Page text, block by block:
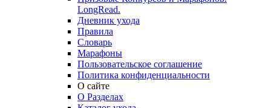
LongRead.
Дневник ухода
Правила
Словарь
Марафоны
Пользовательское соглашение
Политика конфиденциальности
О сайте
О Разделах